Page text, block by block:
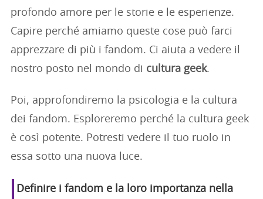
profondo amore per le storie e le esperienze.
Capire perché amiamo queste cose può farci
apprezzare di più i fandom. Ci aiuta a vedere il
nostro posto nel mondo di cultura geek.
Poi, approfondiremo la psicologia e la cultura
dei fandom. Esploreremo perché la cultura geek
è così potente. Potresti vedere il tuo ruolo in
essa sotto una nuova luce.
Definire i fandom e la loro importanza nella